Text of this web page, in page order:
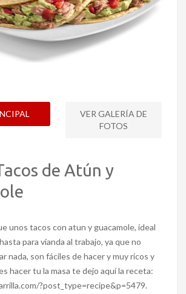
VER GALERÍA DE
FOTOS
de Atún y
unos tacos con atun y guacamole, ideal
para vianda al trabajo, ya que no
nada, son fáciles de hacer y muy ricos y
hacer tu la masa te dejo aquí la receta:
?post_type=recipe&p=5479.